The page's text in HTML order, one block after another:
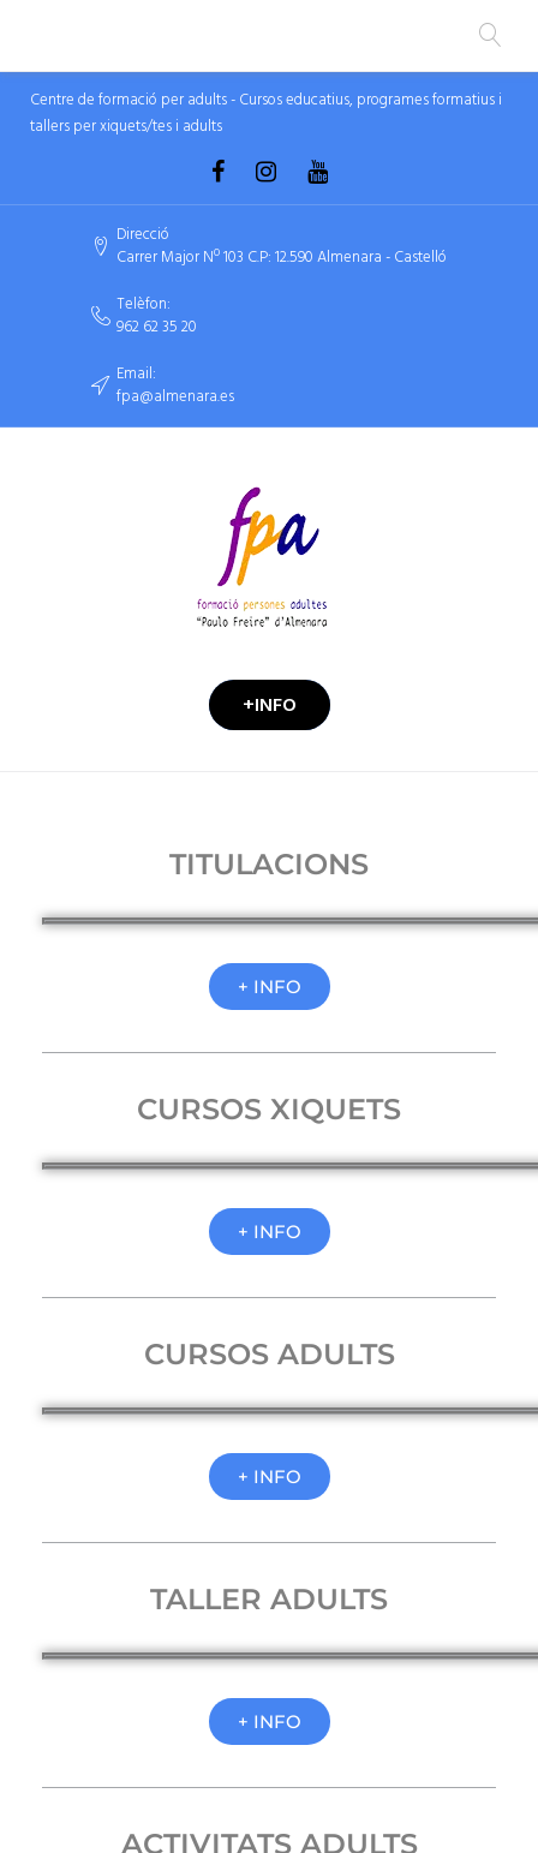
Centre de formació per adults - Cursos educatius, programes formatius i
tallers per xiquets/tes i adults
Direcció
Carrer Major Nº 103 C.P: 12.590 Almenara - Castelló
Telèfon:
962 62 35 20
Email:
fpa@almenara.es
+INFO
TITULACIONS
+ INFO
CURSOS XIQUETS
+ INFO
CURSOS ADULTS
+ INFO
TALLER ADULTS
+ INFO
ACTIVITATS ADULTS